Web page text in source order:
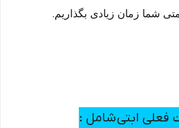
شما زمان زیادی بگذاریم.
ابتی شامل :